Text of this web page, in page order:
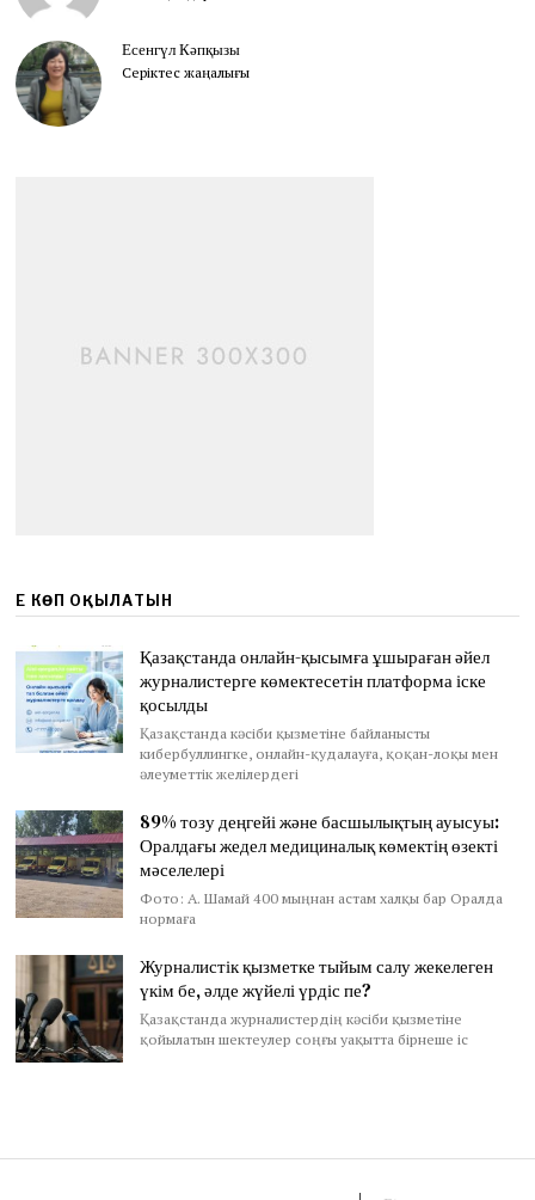
Есенгүл Кәпқызы
Серіктес жаңалығы
ЕҢ КӨП ОҚЫЛАТЫН
Қазақстанда онлайн-қысымға ұшыраған әйел
журналистерге көмектесетін платформа іске
қосылды
Қазақстанда кәсіби қызметіне байланысты
кибербуллингке, онлайн-қудалауға, қоқан-лоқы мен
әлеуметтік желілердегі
89% тозу деңгейі және басшылықтың ауысуы:
Оралдағы жедел медициналық көмектің өзекті
мәселелері
Фото: А. Шамай 400 мыңнан астам халқы бар Оралда
нормаға
Журналистік қызметке тыйым салу жекелеген
үкім бе, әлде жүйелі үрдіс пе?
Қазақстанда журналистердің кәсіби қызметіне
қойылатын шектеулер соңғы уақытта бірнеше іс